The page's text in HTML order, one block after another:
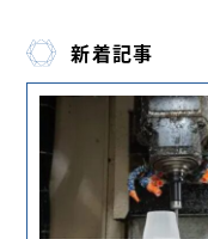
新着記事